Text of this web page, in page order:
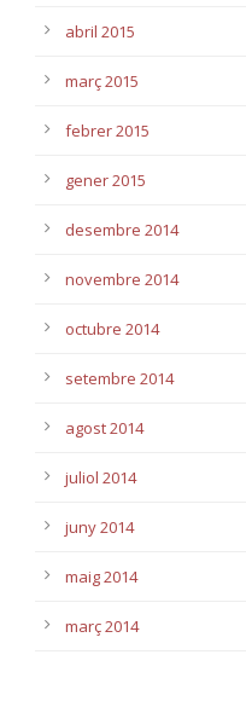
abril 2015
març 2015
febrer 2015
gener 2015
desembre 2014
novembre 2014
octubre 2014
setembre 2014
agost 2014
juliol 2014
juny 2014
maig 2014
març 2014